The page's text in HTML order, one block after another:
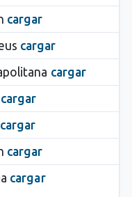
cargar
cargar
cargar
cargar
cargar
cargar
cargar